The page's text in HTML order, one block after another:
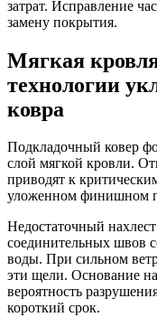
затрат. Исправление
замену покрытия.
Мягкая
технологии
ковра
Подкладочный ковер
слой мягкой кровли.
приводят к
уложенном финишном
Недостаточный
соединительных швов
воды. При сильном
эти щели. Основание
вероятность
короткий срок.